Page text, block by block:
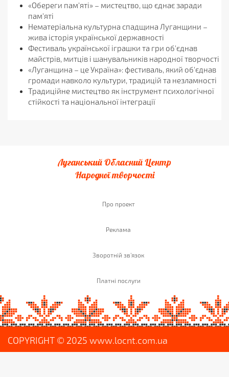
«Обереги пам'яті» – мистецтво, що єднає заради
пам'яті
Нематеріальна культурна спадщина Луганщини –
жива історія української державності
Фестиваль української іграшки та гри об'єднав
майстрів, митців і шанувальників народної творчості
«Луганщина – це Україна»: фестиваль, який об'єднав
громади навколо культури, традицій та незламності
Традиційне мистецтво як інструмент психологічної
стійкості та національної інтеграції
Луганський Обласний Центр
Народної творчості
Про проект
Реклама
Зворотній зв'язок
Платні послуги
COPYRIGHT © 2025 www.locnt.com.ua